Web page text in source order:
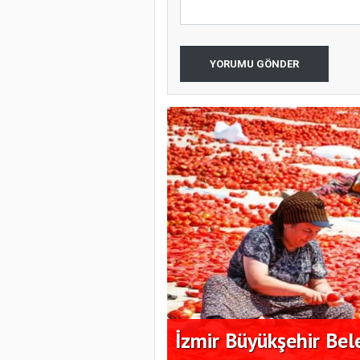
YORUMU GÖNDER
İzmir Büyükşehir